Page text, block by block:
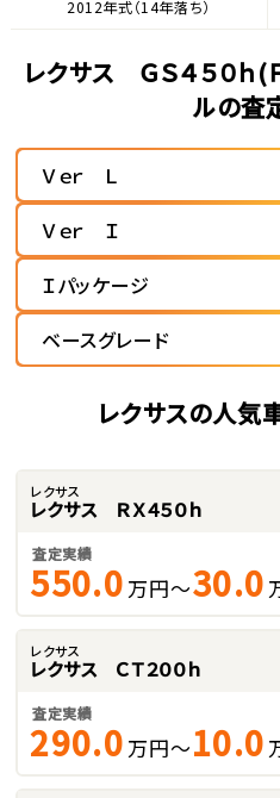
2012年式（14年落ち）
レクサス ＧＳ４５０ｈ
ルの査
Ｖｅｒ Ｌ
Ｖｅｒ Ｉ
Ｉパッケージ
ベースグレード
レクサスの人気
レクサス
レクサス ＲＸ４５０ｈ
査定実績
550.0 万円～30.0
レクサス
レクサス ＣＴ２００ｈ
査定実績
290.0 万円～10.0